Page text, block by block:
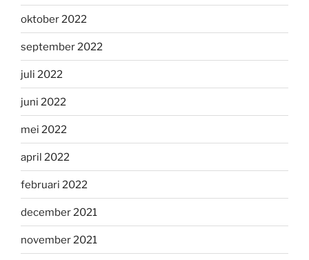
oktober 2022
september 2022
juli 2022
juni 2022
mei 2022
april 2022
februari 2022
december 2021
november 2021